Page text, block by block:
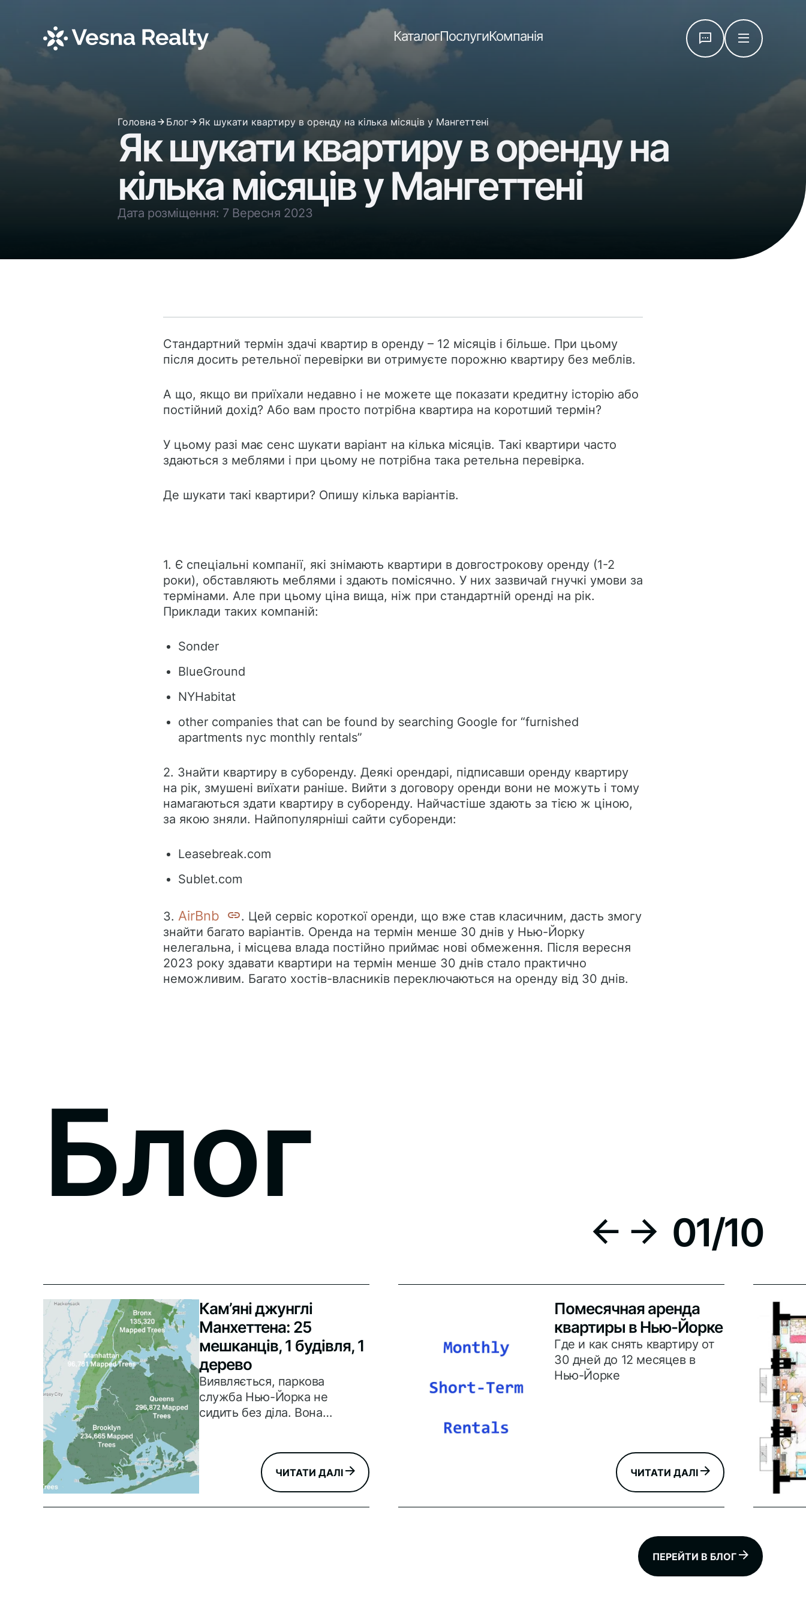
КаталогПослугиКомпанія
Головна Блог Як шукати квартиру в оренду на кілька місяців у Мангеттені
Як шукати квартиру в оренду на
кілька місяців у Мангеттені
Дата розміщення: 7 Вересня 2023
Стандартний термін здачі квартир в оренду – 12 місяців і більше. При цьому
після досить ретельної перевірки ви отримуєте порожню квартиру без меблів.
А що, якщо ви приїхали недавно і не можете ще показати кредитну історію або
постійний дохід? Або вам просто потрібна квартира на коротший термін?
У цьому разі має сенс шукати варіант на кілька місяців. Такі квартири часто
здаються з меблями і при цьому не потрібна така ретельна перевірка.
Де шукати такі квартири? Опишу кілька варіантів.
1. Є спеціальні компанії, які знімають квартири в довгострокову оренду (1-2
роки), обставляють меблями і здають помісячно. У них зазвичай гнучкі умови за
термінами. Але при цьому ціна вища, ніж при стандартній оренді на рік.
Приклади таких компаній:
Sonder
BlueGround
NYHabitat
other companies that can be found by searching Google for “furnished
apartments nyc monthly rentals”
2. Знайти квартиру в суборенду. Деякі орендарі, підписавши оренду квартиру
на рік, змушені виїхати раніше. Вийти з договору оренди вони не можуть і тому
намагаються здати квартиру в суборенду. Найчастіше здають за тією ж ціною,
за якою зняли. Найпопулярніші сайти суборенди:
Leasebreak.com
Sublet.com
3. AirBnb
. Цей сервіс короткої оренди, що вже став класичним, дасть змогу
знайти багато варіантів. Оренда на термін менше 30 днів у Нью-Йорку
нелегальна, і місцева влада постійно приймає нові обмеження. Після вересня
2023 року здавати квартири на термін менше 30 днів стало практично
неможливим. Багато хостів-власників переключаються на оренду від 30 днів.
Блог
Кам’яні джунглі
Манхеттена: 25
мешканців, 1 будівля, 1
дерево
Виявляється, паркова
служба Нью-Йорка не
сидить без діла. Вона
поставила на задоволення
всі дерева в місті. Більше
того, всі ці дерева нанесли
на спеціальну карту, яка
ЧИТАТИ ДАЛІ
Помесячная аренда
квартиры в Нью-Йорке
Где и как снять квартиру от
30 дней до 12 месяцев в
Нью-Йорке
ЧИТАТИ ДАЛІ
01/10
ПЕРЕЙТИ В БЛОГ